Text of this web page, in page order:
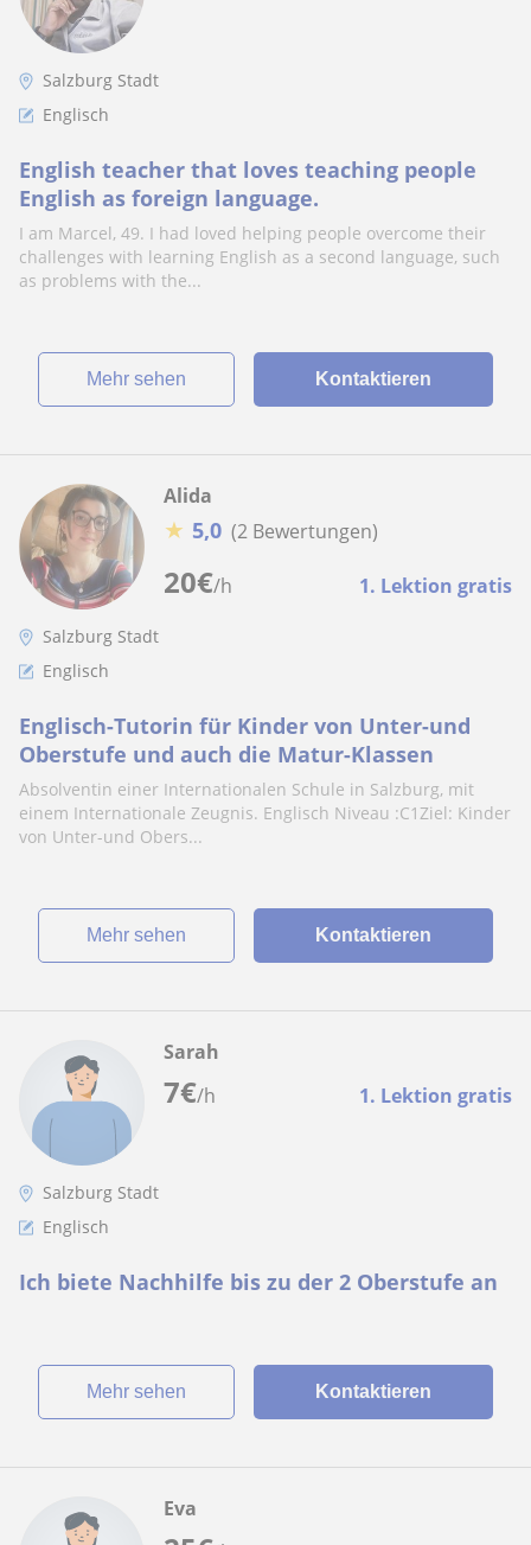
Salzburg Stadt
Englisch
English teacher that loves teaching people
English as foreign language.
I am Marcel, 49. I had loved helping people overcome their
challenges with learning English as a second language, such
as problems with the...
Mehr sehen Kontaktieren
20€/h 1. Lektion gratis
Alida
★ 5,0 (2 Bewertungen)
Salzburg Stadt
Englisch
Englisch-Tutorin für Kinder von Unter-und
Oberstufe und auch die Matur-Klassen
Absolventin einer Internationalen Schule in Salzburg, mit
einem Internationale Zeugnis. Englisch Niveau :C1Ziel: Kinder
von Unter-und Obers...
Mehr sehen Kontaktieren
7€/h 1. Lektion gratis
Sarah
Salzburg Stadt
Englisch
Ich biete Nachhilfe bis zu der 2 Oberstufe an
Mehr sehen Kontaktieren
Eva